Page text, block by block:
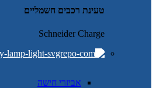
טעינת רכבים חשמליים
Schneider Charge
אביזרי חישה